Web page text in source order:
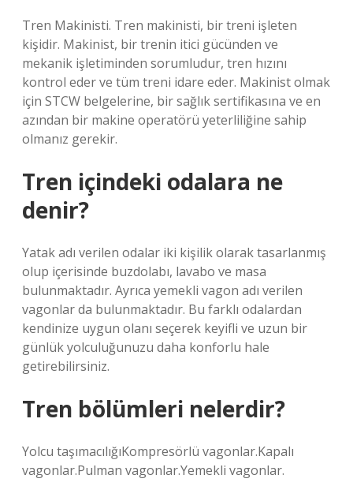
Tren Makinisti. Tren makinisti, bir treni işleten
kişidir. Makinist, bir trenin itici gücünden ve
mekanik işletiminden sorumludur, tren hızını
kontrol eder ve tüm treni idare eder. Makinist olmak
için STCW belgelerine, bir sağlık sertifikasına ve en
azından bir makine operatörü yeterliliğine sahip
olmanız gerekir.
Tren içindeki odalara ne
denir?
Yatak adı verilen odalar iki kişilik olarak tasarlanmış
olup içerisinde buzdolabı, lavabo ve masa
bulunmaktadır. Ayrıca yemekli vagon adı verilen
vagonlar da bulunmaktadır. Bu farklı odalardan
kendinize uygun olanı seçerek keyifli ve uzun bir
günlük yolculuğunuzu daha konforlu hale
getirebilirsiniz.
Tren bölümleri nelerdir?
Yolcu taşımacılığıKompresörlü vagonlar.Kapalı
vagonlar.Pulman vagonlar.Yemekli vagonlar.